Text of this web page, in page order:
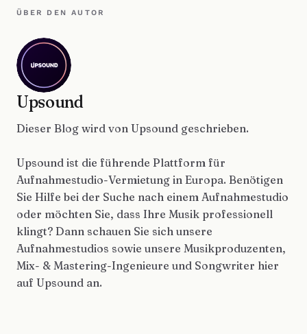
ÜBER DEN AUTOR
Upsound
Dieser Blog wird von Upsound geschrieben.
Upsound ist die führende Plattform für
Aufnahmestudio-Vermietung in Europa. Benötigen
Sie Hilfe bei der Suche nach einem Aufnahmestudio
oder möchten Sie, dass Ihre Musik professionell
klingt? Dann schauen Sie sich unsere
Aufnahmestudios sowie unsere Musikproduzenten,
Mix- & Mastering-Ingenieure und Songwriter hier
auf Upsound an.